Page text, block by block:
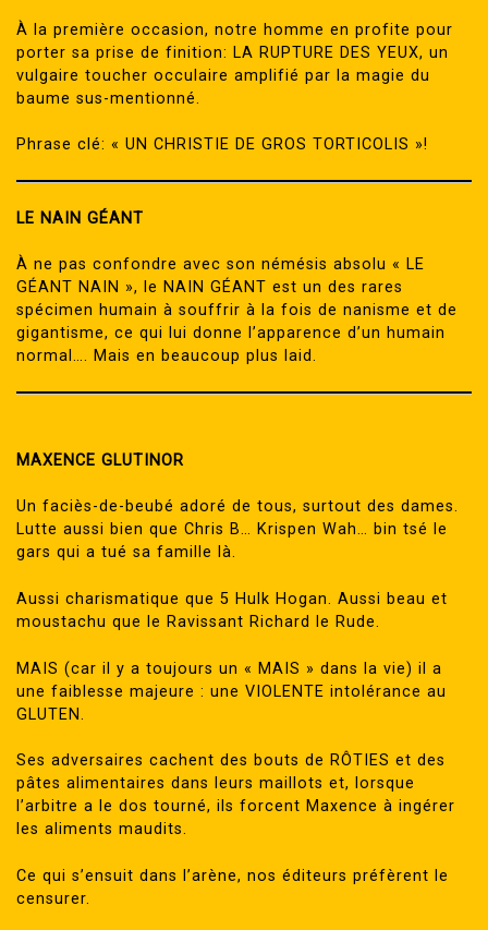
À la première occasion, notre homme en profite pour
porter sa prise de finition: LA RUPTURE DES YEUX, un
vulgaire toucher occulaire amplifié par la magie du
baume sus-mentionné.
Phrase clé: « UN CHRISTIE DE GROS TORTICOLIS »!
LE NAIN GÉANT
À ne pas confondre avec son némésis absolu « LE
GÉANT NAIN », le NAIN GÉANT est un des rares
spécimen humain à souffrir à la fois de nanisme et de
gigantisme, ce qui lui donne l’apparence d’un humain
normal…. Mais en beaucoup plus laid.
MAXENCE GLUTINOR
Un faciès-de-beubé adoré de tous, surtout des dames.
Lutte aussi bien que Chris B… Krispen Wah… bin tsé le
gars qui a tué sa famille là.
Aussi charismatique que 5 Hulk Hogan. Aussi beau et
moustachu que le Ravissant Richard le Rude.
MAIS (car il y a toujours un « MAIS » dans la vie) il a
une faiblesse majeure : une VIOLENTE intolérance au
GLUTEN.
Ses adversaires cachent des bouts de RÔTIES et des
pâtes alimentaires dans leurs maillots et, lorsque
l’arbitre a le dos tourné, ils forcent Maxence à ingérer
les aliments maudits.
Ce qui s’ensuit dans l’arène, nos éditeurs préfèrent le
censurer.